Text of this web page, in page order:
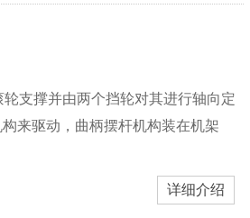
支撑并由两个挡轮对其进行轴向定
来驱动，曲柄摆杆机构装在机架
详细介绍